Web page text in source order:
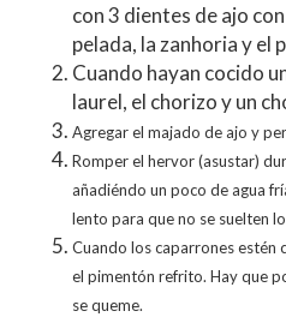
con 3 dientes de ajo
pelada, la zanhoria y el
Cuando hayan cocido
laurel, el chorizo y un
Agregar el majado de ajo y
Romper el hervor (asustar)
añadiéndo un poco de agua
lento para que no se suelten
Cuando los caparrones estén
el pimentón refrito. Hay que
se queme.